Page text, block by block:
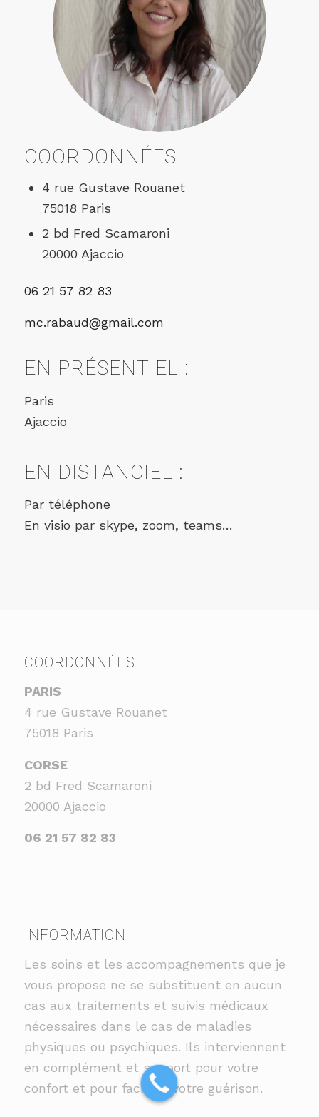
COORDONNÉES
4 rue Gustave Rouanet
75018 Paris
2 bd Fred Scamaroni
20000 Ajaccio
06 21 57 82 83
mc.rabaud@gmail.com
EN PRÉSENTIEL :
Paris
Ajaccio
EN DISTANCIEL :
Par téléphone
En visio par skype, zoom, teams…
COORDONNÉES
PARIS
4 rue Gustave Rouanet
75018 Paris
CORSE
2 bd Fred Scamaroni
20000 Ajaccio
06 21 57 82 83
INFORMATION
Les soins et les accompagnements que je
vous propose ne se substituent en aucun
cas aux traitements et suivis médicaux
nécessaires dans le cas de maladies
physiques ou psychiques. Ils interviennent
en complément et support pour votre
confort et pour faciliter votre guérison.